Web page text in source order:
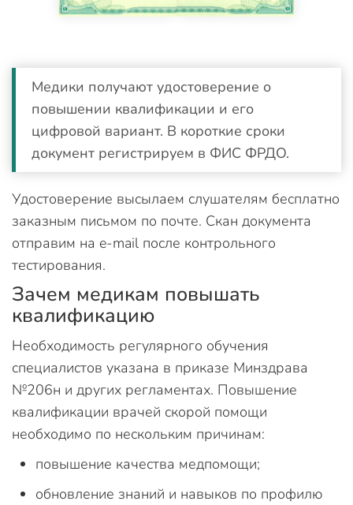
Медики получают удостоверение о
повышении квалификации и его
цифровой вариант. В короткие сроки
документ регистрируем в ФИС ФРДО.
Удостоверение высылаем слушателям бесплатно
заказным письмом по почте. Скан документа
отправим на e-mail после контрольного
тестирования.
Зачем медикам повышать
квалификацию
Необходимость регулярного обучения
специалистов указана в приказе Минздрава
№206н и других регламентах. Повышение
квалификации врачей скорой помощи
необходимо по нескольким причинам:
повышение качества медпомощи;
обновление знаний и навыков по профилю